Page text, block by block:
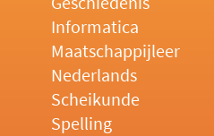
Informatica
Maatschappijleer
Nederlands
Scheikunde
Spelling